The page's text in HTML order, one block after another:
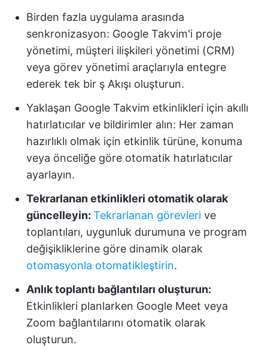
Birden fazla uygulama arasında
senkronizasyon: Google Takvim'i proje
yönetimi, müşteri ilişkileri yönetimi (CRM)
veya görev yönetimi araçlarıyla entegre
ederek tek bir ş Akışı oluşturun.
Yaklaşan Google Takvim etkinlikleri için akıllı
hatırlatıcılar ve bildirimler alın: Her zaman
hazırlıklı olmak için etkinlik türüne, konuma
veya önceliğe göre otomatik hatırlatıcılar
ayarlayın.
Tekrarlanan etkinlikleri otomatik olarak
güncelleyin: Tekrarlanan görevleri ve
toplantıları, uygunluk durumuna ve program
değişikliklerine göre dinamik olarak
otomasyonla otomatikleştirin.
Anlık toplantı bağlantıları oluşturun:
Etkinlikleri planlarken Google Meet veya
Zoom bağlantılarını otomatik olarak
oluşturun.